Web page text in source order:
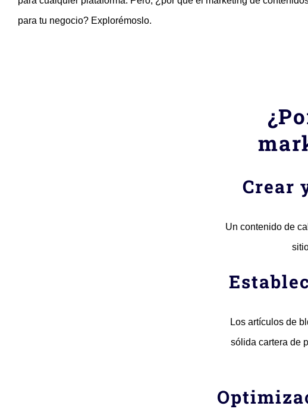
para tu negocio? Explorémoslo.
Crear
Un contenido de
Los artículos de
sólida cartera de